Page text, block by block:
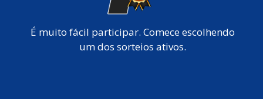
É muito fácil participar. Comece escolhendo
um dos sorteios ativos.